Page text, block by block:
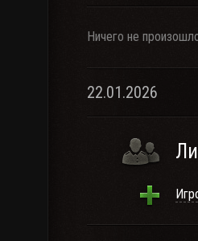
Ничего не
22.01.2026